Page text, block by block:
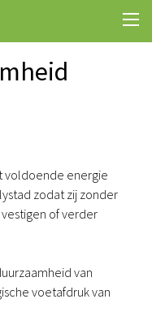
voldoende energie
zodat zij zonder
of verder
van
voetafdruk van